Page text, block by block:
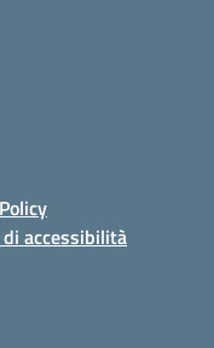
accessibilità